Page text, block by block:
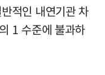
적인 내연기관 차
1 수준에 불과하